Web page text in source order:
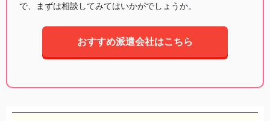
で、まずは相談してみてはいかがでしょうか。
おすすめ派遣会社はこちら